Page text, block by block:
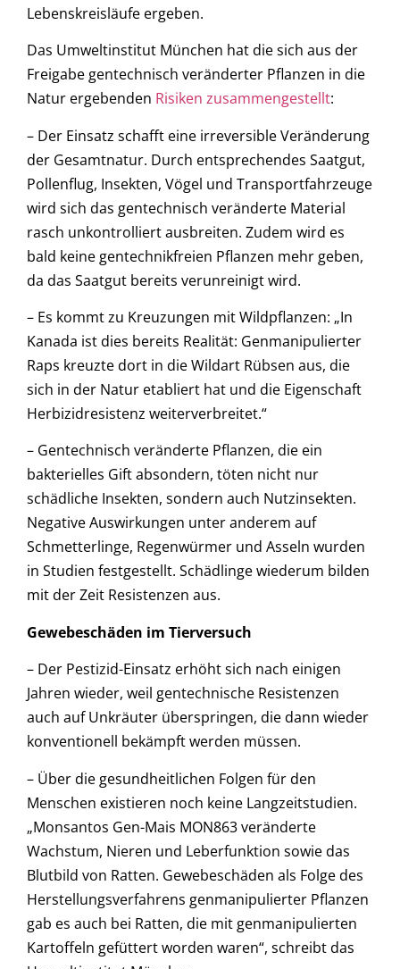
Lebenskreisläufe ergeben.
Das Umweltinstitut München hat die sich aus der
Freigabe gentechnisch veränderter Pflanzen in die
Natur ergebenden Risiken zusammengestellt:
– Der Einsatz schafft eine irreversible Veränderung
der Gesamtnatur. Durch entsprechendes Saatgut,
Pollenflug, Insekten, Vögel und Transportfahrzeuge
wird sich das gentechnisch veränderte Material
rasch unkontrolliert ausbreiten. Zudem wird es
bald keine gentechnikfreien Pflanzen mehr geben,
da das Saatgut bereits verunreinigt wird.
– Es kommt zu Kreuzungen mit Wildpflanzen: „In
Kanada ist dies bereits Realität: Genmanipulierter
Raps kreuzte dort in die Wildart Rübsen aus, die
sich in der Natur etabliert hat und die Eigenschaft
Herbizidresistenz weiterverbreitet.“
– Gentechnisch veränderte Pflanzen, die ein
bakterielles Gift absondern, töten nicht nur
schädliche Insekten, sondern auch Nutzinsekten.
Negative Auswirkungen unter anderem auf
Schmetterlinge, Regenwürmer und Asseln wurden
in Studien festgestellt. Schädlinge wiederum bilden
mit der Zeit Resistenzen aus.
Gewebeschäden im Tierversuch
– Der Pestizid-Einsatz erhöht sich nach einigen
Jahren wieder, weil gentechnische Resistenzen
auch auf Unkräuter überspringen, die dann wieder
konventionell bekämpft werden müssen.
– Über die gesundheitlichen Folgen für den
Menschen existieren noch keine Langzeitstudien.
„Monsantos Gen-Mais MON863 veränderte
Wachstum, Nieren und Leberfunktion sowie das
Blutbild von Ratten. Gewebeschäden als Folge des
Herstellungsverfahrens genmanipulierter Pflanzen
gab es auch bei Ratten, die mit genmanipulierten
Kartoffeln gefüttert worden waren“, schreibt das